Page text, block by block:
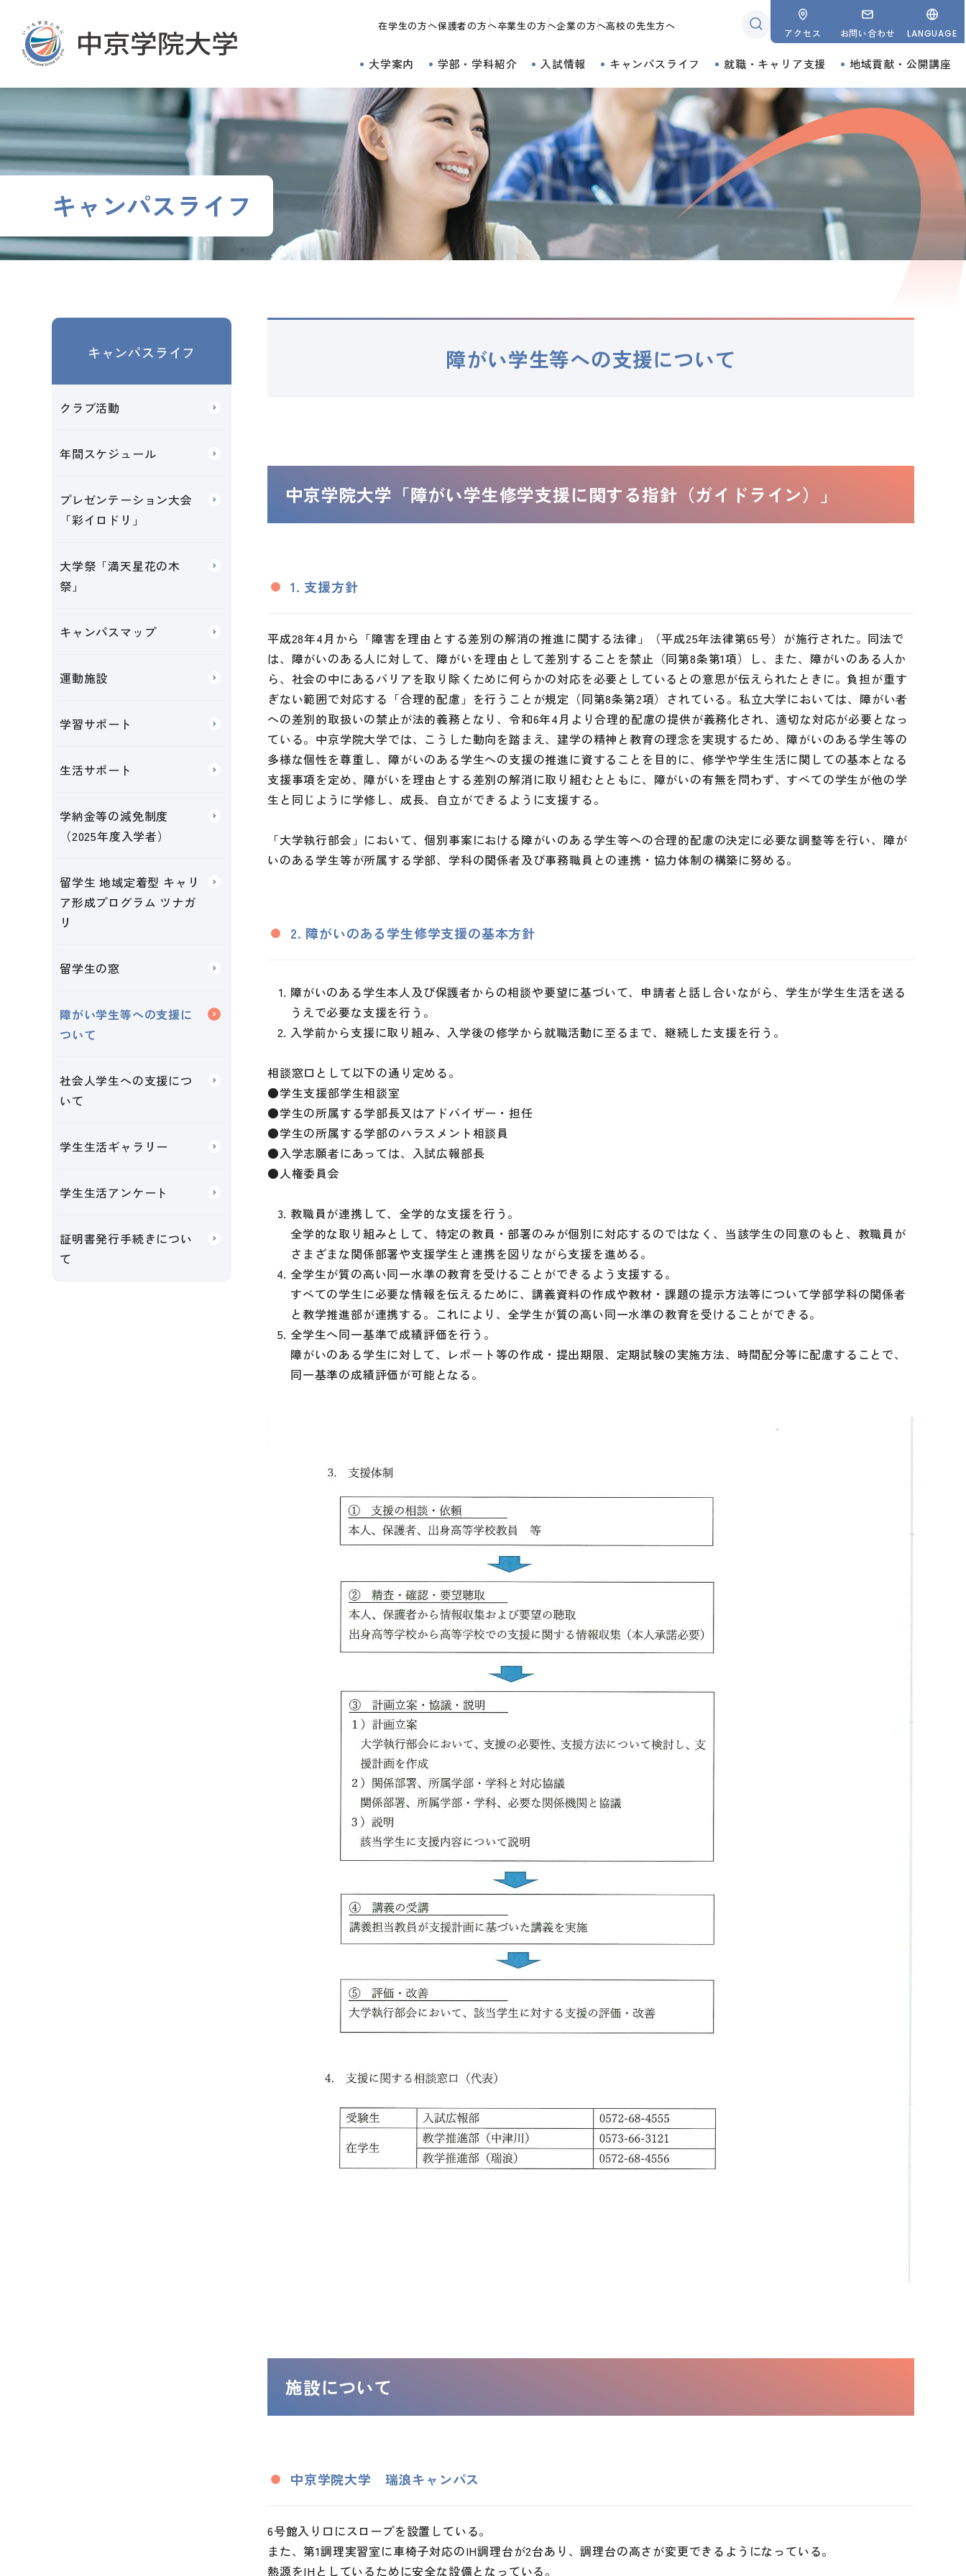
ル
ビ
ゲ
ー
へ
ナ
ゲ
ー
シ
へ
在学生の方へ保護者の方へ卒業生の方へ企業の方へ高校の先生方へ
アクセス お問い合わせ LANGUAGE
大学案内 学部・学科紹介 入試情報 キャンパスライフ 就職・キャリア支援 地域貢献・公開講座
キャンパスライフ
障がい学生等への支援について
中京学院大学「障がい学生修学支援に関する指針（ガイドライン）」
1. 支援方針
平成28年4月から「障害を理由とする差別の解消の推進に関する法律」（平成25年法律第65号）が施行された。同法で
は、障がいのある人に対して、障がいを理由として差別することを禁止（同第8条第1項）し、また、障がいのある人か
ら、社会の中にあるバリアを取り除くために何らかの対応を必要としているとの意思が伝えられたときに。負担が重す
ぎない範囲で対応する「合理的配慮」を行うことが規定（同第8条第2項）されている。私立大学においては、障がい者
への差別的取扱いの禁止が法的義務となり、令和6年4月より合理的配慮の提供が義務化され、適切な対応が必要となっ
ている。中京学院大学では、こうした動向を踏まえ、建学の精神と教育の理念を実現するため、障がいのある学生等の
多様な個性を尊重し、障がいのある学生への支援の推進に資することを目的に、修学や学生生活に関しての基本となる
支援事項を定め、障がいを理由とする差別の解消に取り組むとともに、障がいの有無を問わず、すべての学生が他の学
生と同じように学修し、成長、自立ができるように支援する。
「大学執行部会」において、個別事案における障がいのある学生等への合理的配慮の決定に必要な調整等を行い、障が
いのある学生等が所属する学部、学科の関係者及び事務職員との連携・協力体制の構築に努める。
2. 障がいのある学生修学支援の基本方針
障がいのある学生本人及び保護者からの相談や要望に基づいて、申請者と話し合いながら、学生が学生生活を送る
うえで必要な支援を行う。
入学前から支援に取り組み、入学後の修学から就職活動に至るまで、継続した支援を行う。
相談窓口として以下の通り定める。
●学生支援部学生相談室
●学生の所属する学部長又はアドバイザー・担任
●学生の所属する学部のハラスメント相談員
●入学志願者にあっては、入試広報部長
●人権委員会
教職員が連携して、全学的な支援を行う。
全学的な取り組みとして、特定の教員・部署のみが個別に対応するのではなく、当該学生の同意のもと、教職員が
さまざまな関係部署や支援学生と連携を図りながら支援を進める。
全学生が質の高い同一水準の教育を受けることができるよう支援する。
すべての学生に必要な情報を伝えるために、講義資料の作成や教材・課題の提示方法等について学部学科の関係者
と教学推進部が連携する。これにより、全学生が質の高い同一水準の教育を受けることができる。
全学生へ同一基準で成績評価を行う。
障がいのある学生に対して、レポート等の作成・提出期限、定期試験の実施方法、時間配分等に配慮することで、
同一基準の成績評価が可能となる。
施設について
中京学院大学 瑞浪キャンパス
6号館入り口にスロープを設置している。
また、第1調理実習室に車椅子対応のIH調理台が2台あり、調理台の高さが変更できるようになっている。
熱源をIHとしているために安全な設備となっている。
キャンパスライフ
クラブ活動
年間スケジュール
プレゼンテーション大会
「彩イロドリ」
大学祭「満天星花の木
祭」
キャンパスマップ
運動施設
学習サポート
生活サポート
学納金等の減免制度
（2025年度入学者）
留学生 地域定着型 キャリ
ア形成プログラム ツナガ
リ
留学生の窓
障がい学生等への支援に
ついて
社会人学生への支援につ
いて
学生生活ギャラリー
学生生活アンケート
証明書発行手続きについ
て